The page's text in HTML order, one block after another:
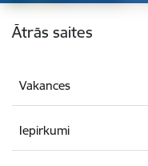
Kājene
Ātrās saites
Vakances
Iepirkumi